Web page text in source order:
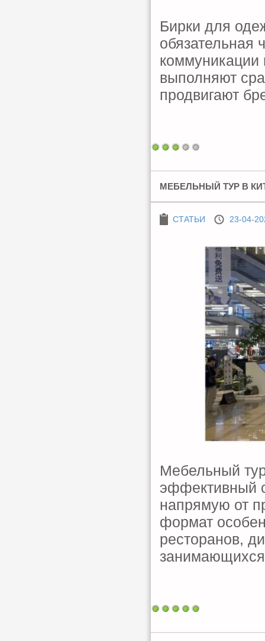
Бирки для
обязательная
выполняют
продвигают
МЕБЕЛЬНЫЙ ТУР В
СТАТЬИ 23-04-
Мебельный
эффективный
напрямую от
формат
ресторанов,